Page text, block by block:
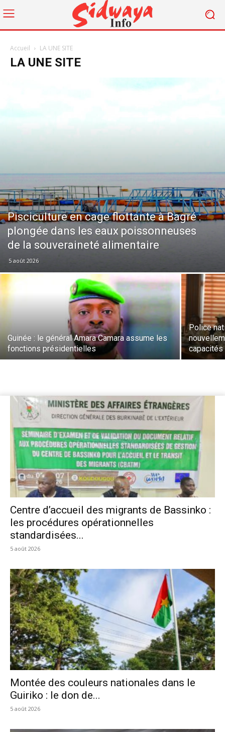
Accueil LA UNE SITE
LA UNE SITE
Pisciculture en cage flottante à Bagré :
plongée dans les eaux poissonneuses
de la souveraineté alimentaire
5 août 2026
Guinée : le général Amara Camara assume les
fonctions présidentielles
Police
capacités
Centre d’accueil des migrants de Bassinko :
les procédures opérationnelles
standardisées...
5 août 2026
Montée des couleurs nationales dans le
Guiriko : le don de...
5 août 2026